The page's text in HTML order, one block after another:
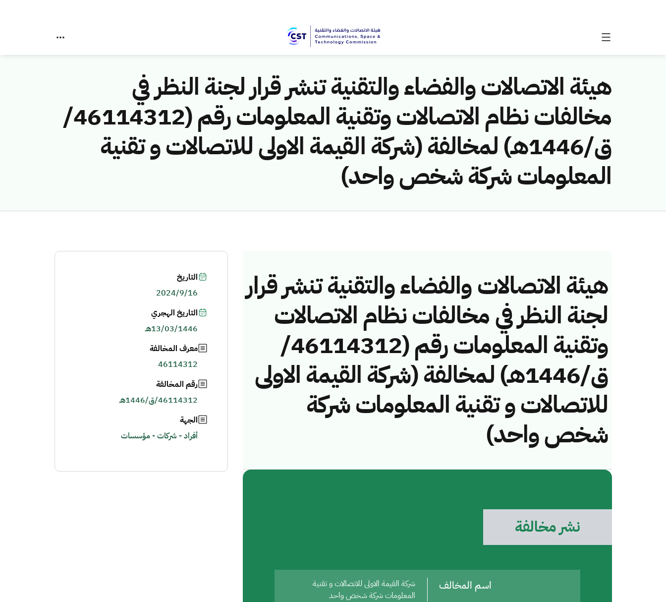
هيئة الاتصالات والفضاء والتقنية تنشر قرار لجنة النظر في
مخالفات نظام الاتصالات وتقنية المعلومات رقم (46114312/
ق/1446هـ) لمخالفة (شركة القيمة الاولى للاتصالات و تقنية
المعلومات شركة شخص واحد)
هيئة الاتصالات والفضاء والتقنية تنشر قرار
لجنة النظر في مخالفات نظام الاتصالات
وتقنية المعلومات رقم (46114312/
ق/1446هـ) لمخالفة (شركة القيمة الاولى
للاتصالات و تقنية المعلومات شركة
شخص واحد)
نشر مخالفة
اسم المخالف
شركة القيمة الاولى للاتصالات و تقنية
المعلومات شركة شخص واحد
التاريخ
2024/9/16
التاريخ الهجري
13/03/1446هـ
معرف المخالفة
46114312
رقم المخالفة
46114312/ق/1446هـ
الجهة
أفراد - شركات - مؤسسات